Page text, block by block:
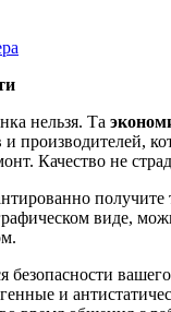
нельзя. Та
и
Качество не
виде,
и